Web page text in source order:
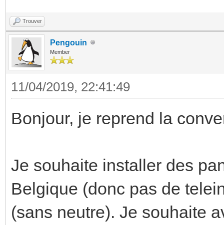
Trouver
Pengouin
Member
11/04/2019, 22:41:49
Bonjour, je reprend la
Je souhaite installer des
Belgique (donc pas de
(sans neutre). Je souhaite